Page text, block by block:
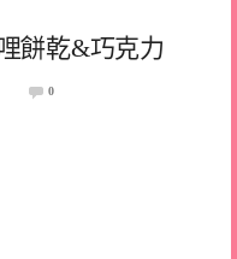
餅乾&巧克力
0